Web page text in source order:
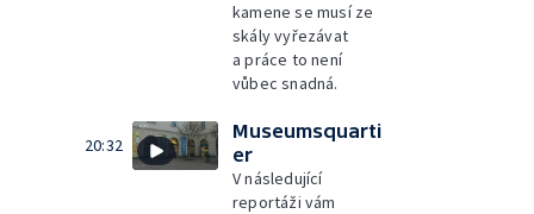
kamene se musí ze
skály vyřezávat
a práce to není
vůbec snadná.
20:32
Museumsquarti
er
V následující
reportáži vám